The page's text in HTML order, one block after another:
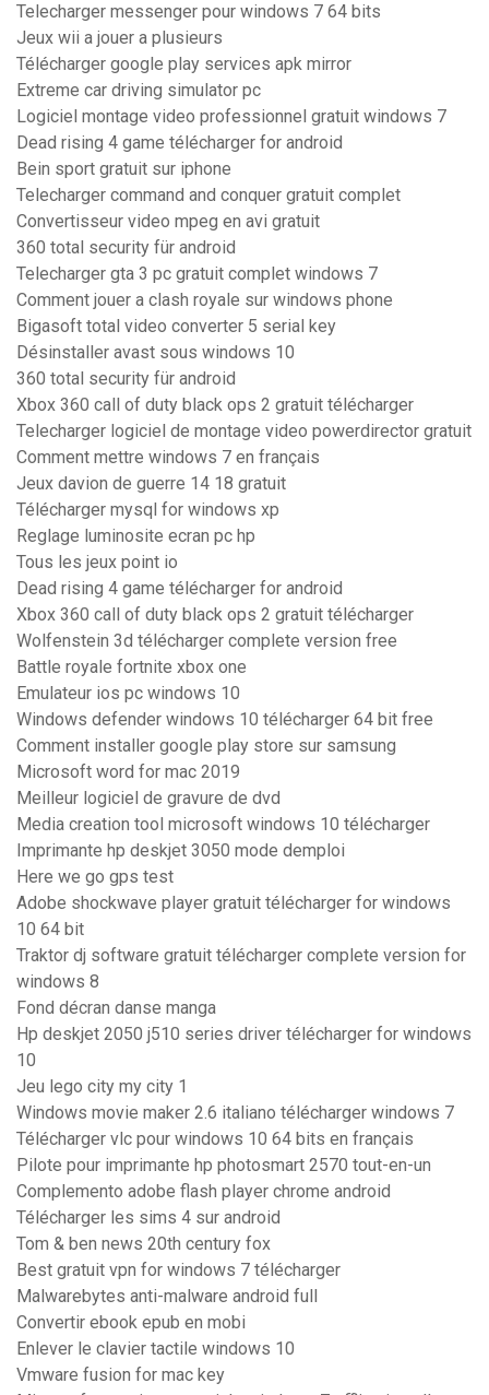
Telecharger messenger pour windows 7 64 bits
Jeux wii a jouer a plusieurs
Télécharger google play services apk mirror
Extreme car driving simulator pc
Logiciel montage video professionnel gratuit windows 7
Dead rising 4 game télécharger for android
Bein sport gratuit sur iphone
Telecharger command and conquer gratuit complet
Convertisseur video mpeg en avi gratuit
360 total security für android
Telecharger gta 3 pc gratuit complet windows 7
Comment jouer a clash royale sur windows phone
Bigasoft total video converter 5 serial key
Désinstaller avast sous windows 10
360 total security für android
Xbox 360 call of duty black ops 2 gratuit télécharger
Telecharger logiciel de montage video powerdirector gratuit
Comment mettre windows 7 en français
Jeux davion de guerre 14 18 gratuit
Télécharger mysql for windows xp
Reglage luminosite ecran pc hp
Tous les jeux point io
Dead rising 4 game télécharger for android
Xbox 360 call of duty black ops 2 gratuit télécharger
Wolfenstein 3d télécharger complete version free
Battle royale fortnite xbox one
Emulateur ios pc windows 10
Windows defender windows 10 télécharger 64 bit free
Comment installer google play store sur samsung
Microsoft word for mac 2019
Meilleur logiciel de gravure de dvd
Media creation tool microsoft windows 10 télécharger
Imprimante hp deskjet 3050 mode demploi
Here we go gps test
Adobe shockwave player gratuit télécharger for windows
10 64 bit
Traktor dj software gratuit télécharger complete version for
windows 8
Fond décran danse manga
Hp deskjet 2050 j510 series driver télécharger for windows
10
Jeu lego city my city 1
Windows movie maker 2.6 italiano télécharger windows 7
Télécharger vlc pour windows 10 64 bits en français
Pilote pour imprimante hp photosmart 2570 tout-en-un
Complemento adobe flash player chrome android
Télécharger les sims 4 sur android
Tom & ben news 20th century fox
Best gratuit vpn for windows 7 télécharger
Malwarebytes anti-malware android full
Convertir ebook epub en mobi
Enlever le clavier tactile windows 10
Vmware fusion for mac key